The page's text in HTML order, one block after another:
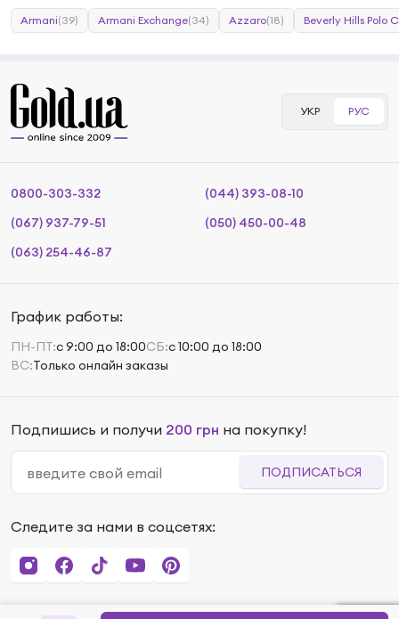
Armani(39) Armani Exchange(34) Azzaro(18) Beverly Hills Polo
УКР РУС
0800-303-332
(044) 393-08-10
(067) 937-79-51
(050) 450-00-48
(063) 254-46-87
График работы:
ПН-ПТ:с 9:00 до 18:00СБ:с 10:00 до 18:00
ВС:Только онлайн заказы
Подпишись и получи 200 грн на покупку!
ПОДПИСАТЬСЯ
Следите за нами в соцсетях: